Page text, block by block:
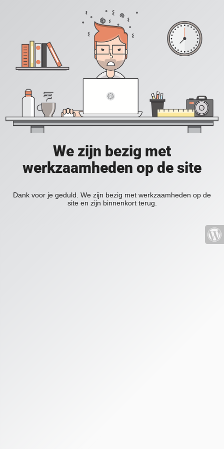
We zijn bezig met
werkzaamheden op de site
Dank voor je geduld. We zijn bezig met werkzaamheden op de
site en zijn binnenkort terug.